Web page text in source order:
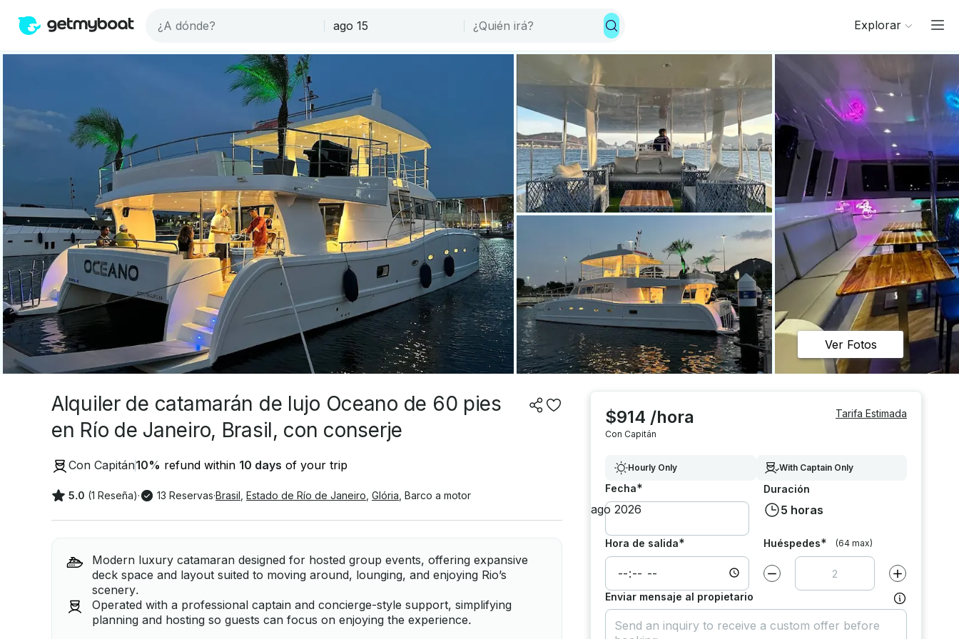
Explorar
Ver Fotos
Alquiler de catamarán de lujo Oceano de 60 pies
en Río de Janeiro, Brasil, con conserje
Con Capitán10% refund within 10 days of your trip
5.0 (1 Reseña)· 13 Reservas·Brasil Estado de Río de Janeiro Glória Barco a motor
Modern luxury catamaran designed for hosted group events, offering expansive
deck space and layout suited to moving around, lounging, and enjoying Rio’s
scenery.
Operated with a professional captain and concierge-style support, simplifying
planning and hosting so guests can focus on enjoying the experience.
$914 /hora
Con Capitán
Tarifa Estimada
Hourly Only With Captain Only
Fecha* Duración
5 horas
Hora de salida* Huéspedes* (64 max)
Disminuir el valor por Aumentar el
Enviar mensaje al propietario